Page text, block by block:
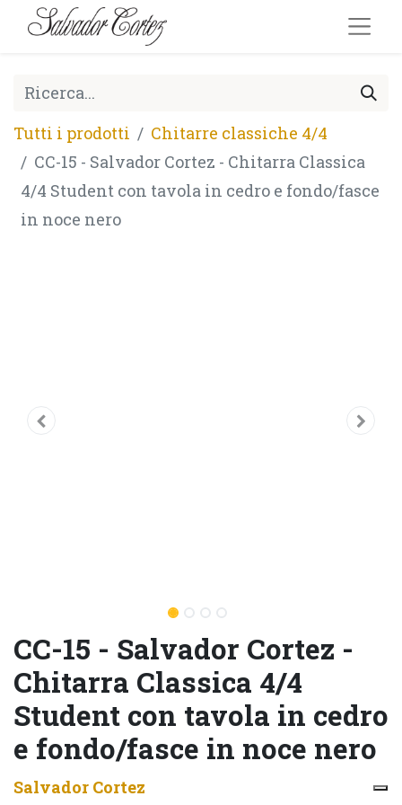
Tutti i prodotti
Chitarre classiche 4/4
CC-15 - Salvador Cortez - Chitarra Classica
4/4 Student con tavola in cedro e fondo/fasce
in noce nero
CC-15 - Salvador Cortez -
Chitarra Classica 4/4
Student con tavola in cedro
e fondo/fasce in noce nero
Salvador Cortez